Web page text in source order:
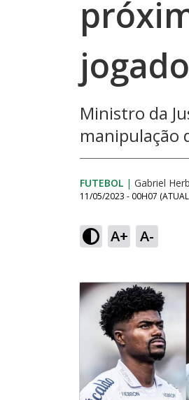
Ministro da
manipulação
FUTEBOL | Gabriel
11/05/2023 - 00H07
A+ A-